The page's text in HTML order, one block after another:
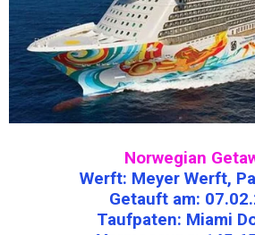
Norwegian
Werft: Meyer Werft,
Getauft am:
Taufpaten: Miami